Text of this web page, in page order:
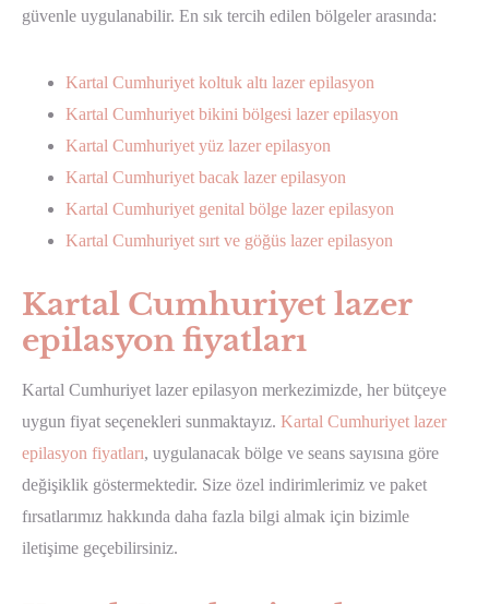
güvenle uygulanabilir. En sık tercih edilen bölgeler arasında:
Kartal Cumhuriyet koltuk altı lazer epilasyon
Kartal Cumhuriyet bikini bölgesi lazer epilasyon
Kartal Cumhuriyet yüz lazer epilasyon
Kartal Cumhuriyet bacak lazer epilasyon
Kartal Cumhuriyet genital bölge lazer epilasyon
Kartal Cumhuriyet sırt ve göğüs lazer epilasyon
Kartal Cumhuriyet lazer
epilasyon fiyatları
Kartal Cumhuriyet lazer epilasyon merkezimizde, her bütçeye
uygun fiyat seçenekleri sunmaktayız. Kartal Cumhuriyet lazer
epilasyon fiyatları, uygulanacak bölge ve seans sayısına göre
değişiklik göstermektedir. Size özel indirimlerimiz ve paket
fırsatlarımız hakkında daha fazla bilgi almak için bizimle
iletişime geçebilirsiniz.